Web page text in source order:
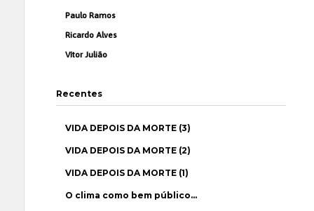
Paulo Ramos
Ricardo Alves
Vítor Julião
Recentes
VIDA DEPOIS DA MORTE (3)
VIDA DEPOIS DA MORTE (2)
VIDA DEPOIS DA MORTE (1)
O clima como bem público…